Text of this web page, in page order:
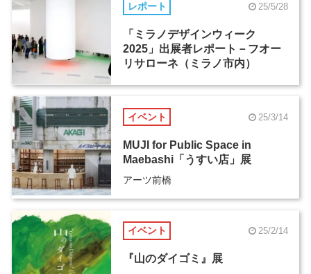
レポート 25/5/28
「ミラノデザインウィーク
2025」出展者レポート－フオー
リサローネ（ミラノ市内）
イベント 25/3/14
MUJI for Public Space in
Maebashi「うすい店」展
アーツ前橋
イベント 25/2/14
『山のダイゴミ』展